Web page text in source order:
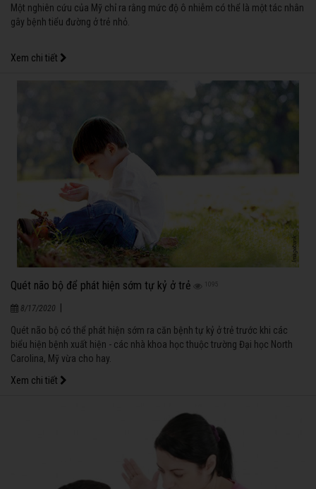
Một nghiên cứu của Mỹ chỉ ra rằng mức độ ô nhiễm có thể là một tác nhân
gây bệnh tiểu đường ở trẻ nhỏ.
Xem chi tiết
Quét não bộ để phát hiện sớm tự kỷ ở trẻ 1095
8/17/2020
Quét não bộ có thể phát hiện sớm ra căn bệnh tự kỷ ở trẻ trước khi các
biểu hiện bệnh xuất hiện - các nhà khoa học thuộc trường Đại học North
Carolina, Mỹ vừa cho hay.
Xem chi tiết